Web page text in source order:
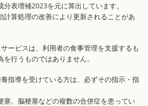
表増補2023を元に算出しています。
計算処理の改善により更新されることがあ
ービスは、利用者の食事管理を支援するも
行うものではありません。
指導を受けている方は、必ずその指示・指
塞、脳梗塞などの複数の合併症を患ってい